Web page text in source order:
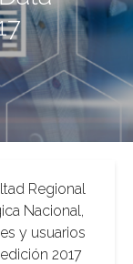
Regional
Nacional,
y usuarios
2017